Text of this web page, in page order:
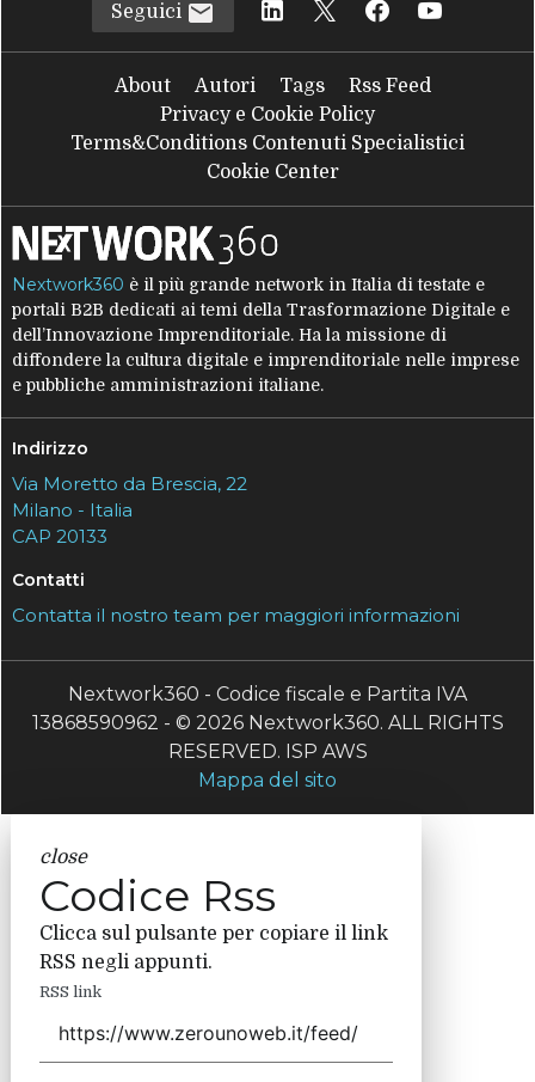
Seguici
About Autori Tags
Rss Feed
Privacy e Cookie Policy
Terms&Conditions Contenuti Specialistici
Cookie Center
Nextwork360 è il più grande network in Italia di testate e
portali B2B dedicati ai temi della Trasformazione Digitale e
dell’Innovazione Imprenditoriale. Ha la missione di
diffondere la cultura digitale e imprenditoriale nelle imprese
e pubbliche amministrazioni italiane.
Indirizzo
Via Moretto da Brescia, 22
Milano - Italia
CAP 20133
Contatti
Contatta il nostro team per maggiori informazioni
Nextwork360 - Codice fiscale e Partita IVA
13868590962 - © 2026 Nextwork360. ALL RIGHTS
RESERVED. ISP AWS
Mappa del sito
close
Codice Rss
Clicca sul pulsante per copiare il link
RSS negli appunti.
RSS link